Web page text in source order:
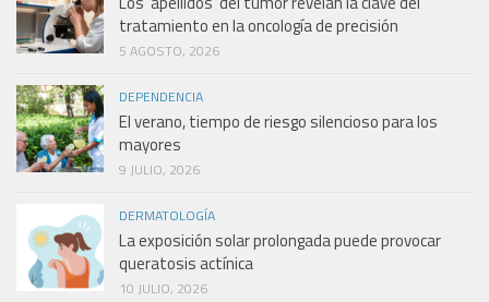
tratamiento en la oncología de precisión
5 AGOSTO, 2026
DEPENDENCIA
El verano, tiempo de riesgo silencioso para los
mayores
9 JULIO, 2026
DERMATOLOGÍA
La exposición solar prolongada puede provocar
queratosis actínica
10 JULIO, 2026